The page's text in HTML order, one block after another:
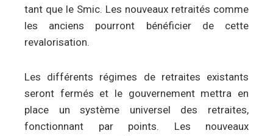
tant que le Smic. Les nouveaux retraités comme
les anciens pourront bénéficier de cette
revalorisation.
Les différents régimes de retraites existants
seront fermés et le gouvernement mettra en
place un système universel des retraites,
fonctionnant par points. Les nouveaux